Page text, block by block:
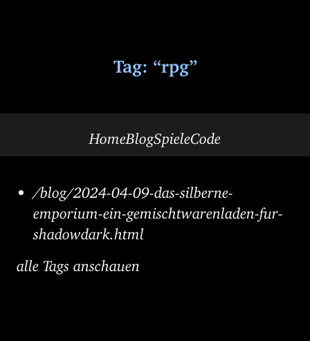
Tag: “rpg”
HomeBlogSpieleCode
/blog/2024-04-09-das-silberne-
emporium-ein-gemischtwarenladen-fur-
shadowdark.html
alle Tags anschauen